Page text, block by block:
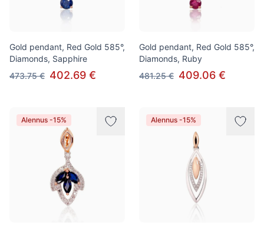
Gold pendant, Red Gold 585°,
Diamonds, Sapphire
473.75 € 402.69 €
Gold pendant, Red Gold 585°,
Diamonds, Ruby
481.25 € 409.06 €
Alennus -15% Alennus -15%